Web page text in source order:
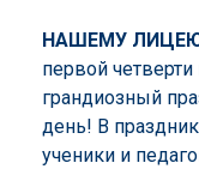
НАШЕМУ ЛИЦЕЮ
первой
грандиозный
день! В
ученики и